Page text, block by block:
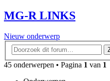
MG-R LINKS
Nieuw onderwerp
45 onderwerpen • Pagina 1 van 1